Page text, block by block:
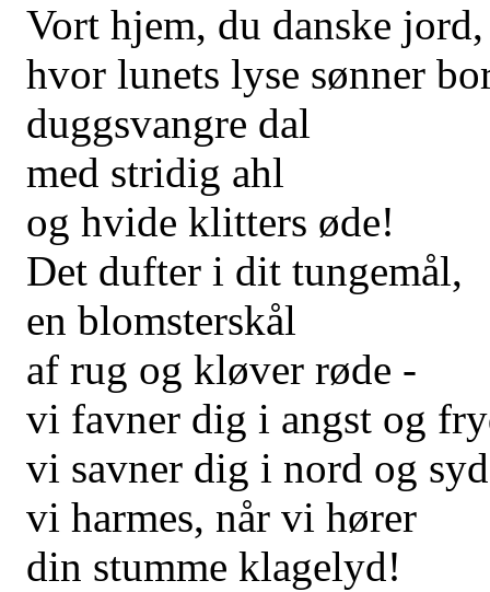
Vort hjem, du danske jord,
hvor lunets lyse sønner
duggsvangre dal
med stridig ahl
og hvide klitters øde!
Det dufter i dit tungemål,
en blomsterskål
af rug og kløver røde -
vi favner dig i angst og
vi savner dig i nord og
vi harmes, når vi hører
din stumme klagelyd!